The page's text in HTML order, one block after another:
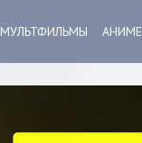
МУЛЬТФИЛЬМЫ АНИМЕ